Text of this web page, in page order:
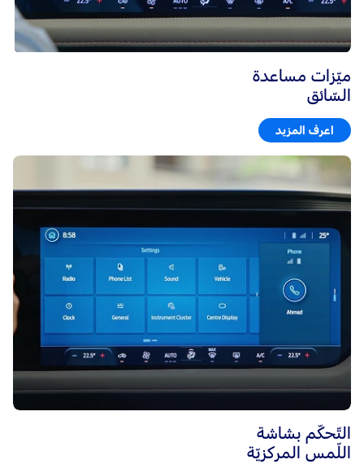
ميّزات مساعدة
السّائق
اعرف المزيد
التّحكّم بشاشة
اللّمس المركزيّة